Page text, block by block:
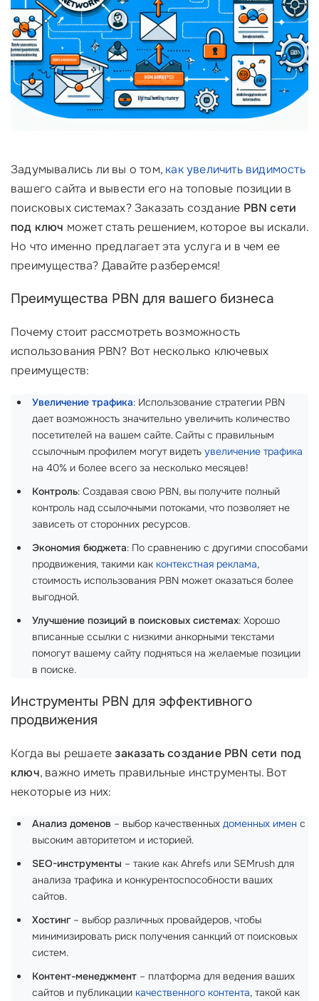
Задумывались ли вы о том, как увеличить видимость
вашего сайта и вывести его на топовые позиции в
поисковых системах? Заказать создание PBN сети
под ключ может стать решением, которое вы искали.
Но что именно предлагает эта услуга и в чем ее
преимущества? Давайте разберемся!
Преимущества PBN для вашего бизнеса
Почему стоит рассмотреть возможность
использования PBN? Вот несколько ключевых
преимуществ:
Увеличение трафика: Использование стратегии PBN
дает возможность значительно увеличить количество
посетителей на вашем сайте. Сайты с правильным
ссылочным профилем могут видеть увеличение трафика
на 40% и более всего за несколько месяцев!
Контроль: Создавая свою PBN, вы получите полный
контроль над ссылочными потоками, что позволяет не
зависеть от сторонних ресурсов.
Экономия бюджета: По сравнению с другими способами
продвижения, такими как контекстная реклама,
стоимость использования PBN может оказаться более
выгодной.
Улучшение позиций в поисковых системах: Хорошо
вписанные ссылки с низкими анкорными текстами
помогут вашему сайту подняться на желаемые позиции
в поиске.
Инструменты PBN для эффективного
продвижения
Когда вы решаетезаказать создание PBN сети под
ключ, важно иметь правильные инструменты. Вот
некоторые из них:
Анализ доменов – выбор качественных доменных имен с
высоким авторитетом и историей.
SEO-инструменты – такие как Ahrefs или SEMrush для
анализа трафика и конкурентоспособности ваших
сайтов.
Хостинг – выбор различных провайдеров, чтобы
минимизировать риск получения санкций от поисковых
систем.
Контент-менеджмент – платформа для ведения ваших
сайтов и публикации качественного контента, такой как